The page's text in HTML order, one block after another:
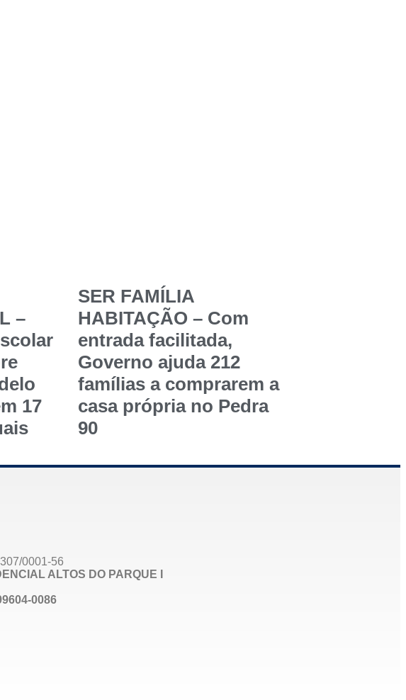
–
17
SER FAMÍLIA
HABITAÇÃO – Com
entrada facilitada,
Governo ajuda 212
famílias a comprarem a
casa própria no Pedra
90
0001-56
ALTOS DO PARQUE I
0086